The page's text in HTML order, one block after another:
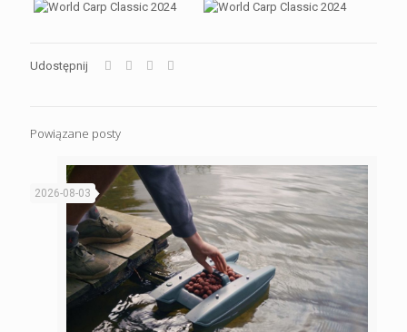
Udostępnij
Powiązane posty
2026-08-03